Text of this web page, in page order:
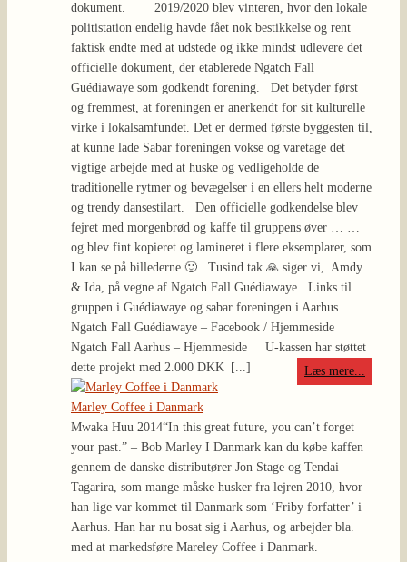
dokument. 2019/2020 blev vinteren, hvor den lokale
politistation endelig havde fået nok bestikkelse og rent
faktisk endte med at udstede og ikke mindst udlevere det
officielle dokument, der etablerede Ngatch Fall
Guédiawaye som godkendt forening. Det betyder først
og fremmest, at foreningen er anerkendt for sit kulturelle
virke i lokalsamfundet. Det er dermed første byggesten til,
at kunne lade Sabar foreningen vokse og varetage det
vigtige arbejde med at huske og vedligeholde de
traditionelle rytmer og bevægelser i en ellers helt moderne
og trendy dansestilart. Den officielle godkendelse blev
fejret med morgenbrød og kaffe til gruppens øver … …
og blev fint kopieret og lamineret i flere eksemplarer, som
I kan se på billederne 🙂 Tusind tak 🙏 siger vi, Amdy
& Ida, på vegne af Ngatch Fall Guédiawaye Links til
gruppen i Guédiawaye og sabar foreningen i Aarhus
Ngatch Fall Guédiawaye – Facebook / Hjemmeside
Ngatch Fall Aarhus – Hjemmeside U-kassen har støttet
dette projekt med 2.000 DKK [...] Læs mere...
Marley Coffee i Danmark
Mwaka Huu 2014“In this great future, you can’t forget
your past.” – Bob Marley I Danmark kan du købe kaffen
gennem de danske distributører Jon Stage og Tendai
Tagarira, som mange måske husker fra lejren 2010, hvor
han lige var kommet til Danmark som ‘Friby forfatter’ i
Aarhus. Han har nu bosat sig i Aarhus, og arbejder bla.
med at markedsføre Mareley Coffee i Danmark.